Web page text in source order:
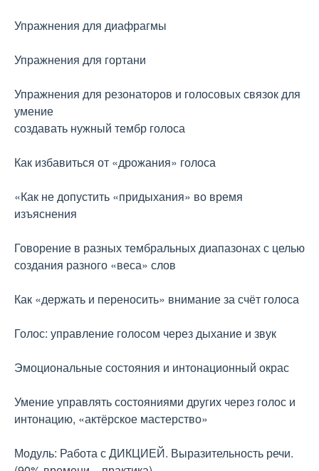
Упражнения для диафрагмы
Упражнения для гортани
Упражнения для резонаторов и голосовых связок для
умение
создавать нужный тембр голоса
Как избавиться от «дрожания» голоса
«Как не допустить «придыхания» во время
изъяснения
Говорение в разных тембральных диапазонах с целью
создания разного «веса» слов
Как «держать и переносить» внимание за счёт голоса
Голос: управление голосом через дыхание и звук
Эмоциональные состояния и интонационный окрас
Умение управлять состояниями других через голос и
интонацию, «актёрское мастерство»
Модуль: Работа с ДИКЦИЕЙ. Выразительность речи.